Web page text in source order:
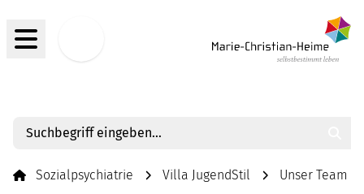
Menü
Sozialpsychiatrie Villa JugendStil Unser Team